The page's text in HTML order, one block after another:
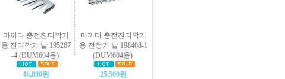
마끼다 충전잔디깍기
용 잔디깍기 날 195267
-4 (DUM604용)
46,800원
마끼다 충전잔디깍기
용 전정기 날 198408-1
(DUM604용)
25,500원